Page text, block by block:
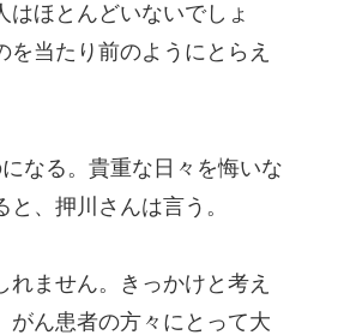
ほとんどいないでしょ
当たり前のようにとらえ
なる。貴重な日々を悔いな
、押川さんは言う。
れません。きっかけと考え
がん患者の方々にとって大